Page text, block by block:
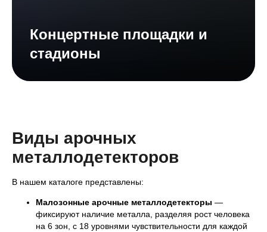
Концертные площадки и
стадионы
Виды арочных
металлодетекторов
В нашем каталоге представлены:
Малозонные арочные металлодетекторы —
фиксируют наличие металла, разделяя рост человека
на 6 зон, с 18 уровнями чувствительности для каждой